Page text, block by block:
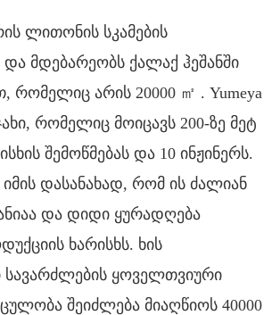
ლითონის სკამების
მდებარეობს ქალაქ ჰეშანში
რომელიც არის 20000 ㎡ . Yumeya
რომელიც მოიცავს 200-ზე მეტ
შემოწმებას და 10 ინჟინერს.
იმის დასანახად, რომ ის ძალიან
და დიდი ყურადღება
ხარისხს. ხის
სავარძლების ყოველთვიური
შეიძლება მიაღწიოს 40000